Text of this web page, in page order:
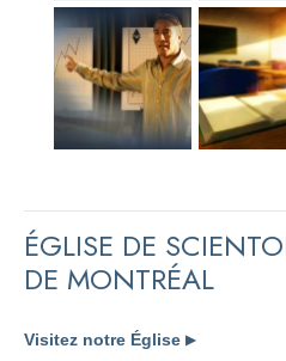
ÉGLISE DE
DE MONTRÉAL
Visitez notre Église ▶